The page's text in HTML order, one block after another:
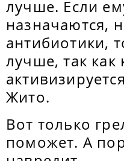
лучше. Если
назначаются,
антибиотики,
лучше, так как
Жито.
Вот только
поможет. А